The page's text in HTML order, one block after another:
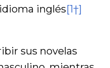
inglés[1†]
sus novelas